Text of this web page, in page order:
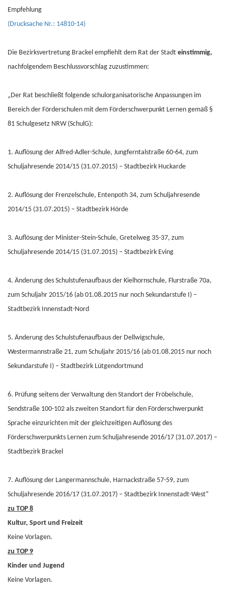
Empfehlung
(Drucksache Nr.: 14810-14)
Die Bezirksvertretung Brackel empfiehlt dem Rat der Stadt einstimmig,
nachfolgendem Beschlussvorschlag zuzustimmen:
„Der Rat beschließt folgende schulorganisatorische Anpassungen im
Bereich der Förderschulen mit dem Förderschwerpunkt Lernen gemäß §
81 Schulgesetz NRW (SchulG):
1. Auflösung der Alfred-Adler-Schule, Jungferntalstraße 60-64, zum
Schuljahresende 2014/15 (31.07.2015) – Stadtbezirk Huckarde
2. Auflösung der Frenzelschule, Entenpoth 34, zum Schuljahresende
2014/15 (31.07.2015) – Stadtbezirk Hörde
3. Auflösung der Minister-Stein-Schule, Gretelweg 35-37, zum
Schuljahresende 2014/15 (31.07.2015) – Stadtbezirk Eving
4. Änderung des Schulstufenaufbaus der Kielhornschule, Flurstraße 70a,
zum Schuljahr 2015/16 (ab 01.08.2015 nur noch Sekundarstufe I) –
Stadtbezirk Innenstadt-Nord
5. Änderung des Schulstufenaufbaus der Dellwigschule,
Westermannstraße 21, zum Schuljahr 2015/16 (ab 01.08.2015 nur noch
Sekundarstufe I) – Stadtbezirk Lütgendortmund
6. Prüfung seitens der Verwaltung den Standort der Fröbelschule,
Sendstraße 100-102 als zweiten Standort für den Förderschwerpunkt
Sprache einzurichten mit der gleichzeitigen Auflösung des
Förderschwerpunkts Lernen zum Schuljahresende 2016/17 (31.07.2017) –
Stadtbezirk Brackel
7. Auflösung der Langermannschule, Harnackstraße 57-59, zum
Schuljahresende 2016/17 (31.07.2017) – Stadtbezirk Innenstadt-West“
zu TOP 8
Kultur, Sport und Freizeit
Keine Vorlagen.
zu TOP 9
Kinder und Jugend
Keine Vorlagen.